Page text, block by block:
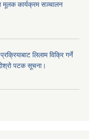
मूलक कार्यक्रम सञ्चालन
लिलाम विक्रि गर्ने
पटक सूचना।